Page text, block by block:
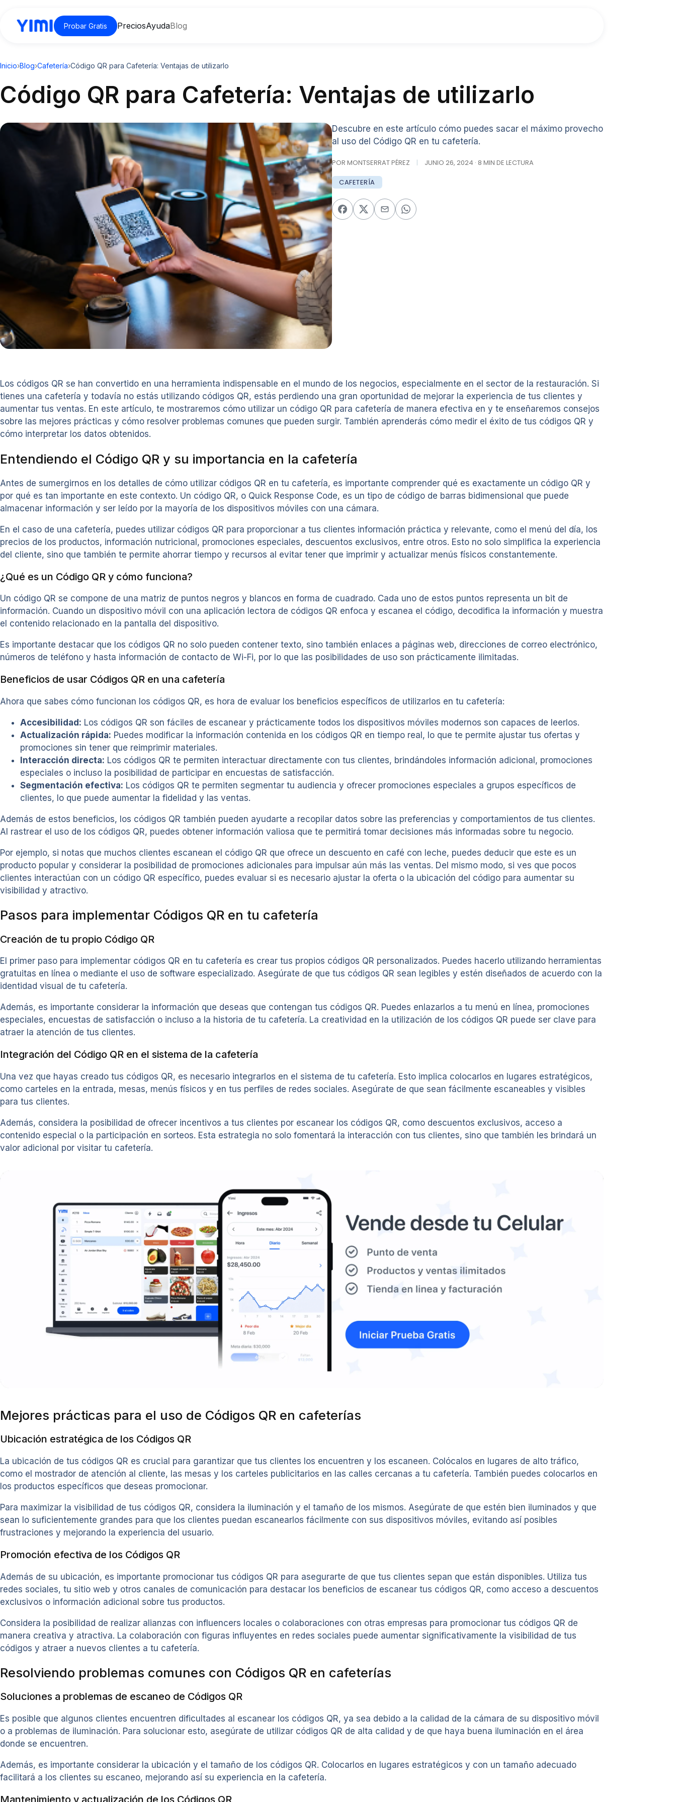
Probar Gratis PreciosAyudaBlog
Inicio›Blog›Cafetería›Código QR para Cafetería: Ventajas de utilizarlo
Código QR para Cafetería: Ventajas de utilizarlo
Descubre en este artículo cómo puedes sacar el máximo provecho
al uso del Código QR en tu cafetería.
POR MONTSERRAT PÉREZ | JUNIO 26, 2024 · 8 MIN DE LECTURA
CAFETERÍA
Los códigos QR se han convertido en una herramienta indispensable en el mundo de los negocios, especialmente en el sector de la restauración. Si
tienes una cafetería y todavía no estás utilizando códigos QR, estás perdiendo una gran oportunidad de mejorar la experiencia de tus clientes y
aumentar tus ventas. En este artículo, te mostraremos cómo utilizar un código QR para cafetería de manera efectiva en y te enseñaremos consejos
sobre las mejores prácticas y cómo resolver problemas comunes que pueden surgir. También aprenderás cómo medir el éxito de tus códigos QR y
cómo interpretar los datos obtenidos.
Entendiendo el Código QR y su importancia en la cafetería
Antes de sumergirnos en los detalles de cómo utilizar códigos QR en tu cafetería, es importante comprender qué es exactamente un código QR y
por qué es tan importante en este contexto. Un código QR, o Quick Response Code, es un tipo de código de barras bidimensional que puede
almacenar información y ser leído por la mayoría de los dispositivos móviles con una cámara.
En el caso de una cafetería, puedes utilizar códigos QR para proporcionar a tus clientes información práctica y relevante, como el menú del día, los
precios de los productos, información nutricional, promociones especiales, descuentos exclusivos, entre otros. Esto no solo simplifica la experiencia
del cliente, sino que también te permite ahorrar tiempo y recursos al evitar tener que imprimir y actualizar menús físicos constantemente.
¿Qué es un Código QR y cómo funciona?
Un código QR se compone de una matriz de puntos negros y blancos en forma de cuadrado. Cada uno de estos puntos representa un bit de
información. Cuando un dispositivo móvil con una aplicación lectora de códigos QR enfoca y escanea el código, decodifica la información y muestra
el contenido relacionado en la pantalla del dispositivo.
Es importante destacar que los códigos QR no solo pueden contener texto, sino también enlaces a páginas web, direcciones de correo electrónico,
números de teléfono y hasta información de contacto de Wi-Fi, por lo que las posibilidades de uso son prácticamente ilimitadas.
Beneficios de usar Códigos QR en una cafetería
Ahora que sabes cómo funcionan los códigos QR, es hora de evaluar los beneficios específicos de utilizarlos en tu cafetería:
Accesibilidad: Los códigos QR son fáciles de escanear y prácticamente todos los dispositivos móviles modernos son capaces de leerlos.
Actualización rápida: Puedes modificar la información contenida en los códigos QR en tiempo real, lo que te permite ajustar tus ofertas y
promociones sin tener que reimprimir materiales.
Interacción directa: Los códigos QR te permiten interactuar directamente con tus clientes, brindándoles información adicional, promociones
especiales o incluso la posibilidad de participar en encuestas de satisfacción.
Segmentación efectiva: Los códigos QR te permiten segmentar tu audiencia y ofrecer promociones especiales a grupos específicos de
clientes, lo que puede aumentar la fidelidad y las ventas.
Además de estos beneficios, los códigos QR también pueden ayudarte a recopilar datos sobre las preferencias y comportamientos de tus clientes.
Al rastrear el uso de los códigos QR, puedes obtener información valiosa que te permitirá tomar decisiones más informadas sobre tu negocio.
Por ejemplo, si notas que muchos clientes escanean el código QR que ofrece un descuento en café con leche, puedes deducir que este es un
producto popular y considerar la posibilidad de promociones adicionales para impulsar aún más las ventas. Del mismo modo, si ves que pocos
clientes interactúan con un código QR específico, puedes evaluar si es necesario ajustar la oferta o la ubicación del código para aumentar su
visibilidad y atractivo.
Pasos para implementar Códigos QR en tu cafetería
Creación de tu propio Código QR
El primer paso para implementar códigos QR en tu cafetería es crear tus propios códigos QR personalizados. Puedes hacerlo utilizando herramientas
gratuitas en línea o mediante el uso de software especializado. Asegúrate de que tus códigos QR sean legibles y estén diseñados de acuerdo con la
identidad visual de tu cafetería.
Además, es importante considerar la información que deseas que contengan tus códigos QR. Puedes enlazarlos a tu menú en línea, promociones
especiales, encuestas de satisfacción o incluso a la historia de tu cafetería. La creatividad en la utilización de los códigos QR puede ser clave para
atraer la atención de tus clientes.
Integración del Código QR en el sistema de la cafetería
Una vez que hayas creado tus códigos QR, es necesario integrarlos en el sistema de tu cafetería. Esto implica colocarlos en lugares estratégicos,
como carteles en la entrada, mesas, menús físicos y en tus perfiles de redes sociales. Asegúrate de que sean fácilmente escaneables y visibles
para tus clientes.
Además, considera la posibilidad de ofrecer incentivos a tus clientes por escanear los códigos QR, como descuentos exclusivos, acceso a
contenido especial o la participación en sorteos. Esta estrategia no solo fomentará la interacción con tus clientes, sino que también les brindará un
valor adicional por visitar tu cafetería.
Mejores prácticas para el uso de Códigos QR en cafeterías
Ubicación estratégica de los Códigos QR
La ubicación de tus códigos QR es crucial para garantizar que tus clientes los encuentren y los escaneen. Colócalos en lugares de alto tráfico,
como el mostrador de atención al cliente, las mesas y los carteles publicitarios en las calles cercanas a tu cafetería. También puedes colocarlos en
los productos específicos que deseas promocionar.
Para maximizar la visibilidad de tus códigos QR, considera la iluminación y el tamaño de los mismos. Asegúrate de que estén bien iluminados y que
sean lo suficientemente grandes para que los clientes puedan escanearlos fácilmente con sus dispositivos móviles, evitando así posibles
frustraciones y mejorando la experiencia del usuario.
Promoción efectiva de los Códigos QR
Además de su ubicación, es importante promocionar tus códigos QR para asegurarte de que tus clientes sepan que están disponibles. Utiliza tus
redes sociales, tu sitio web y otros canales de comunicación para destacar los beneficios de escanear tus códigos QR, como acceso a descuentos
exclusivos o información adicional sobre tus productos.
Considera la posibilidad de realizar alianzas con influencers locales o colaboraciones con otras empresas para promocionar tus códigos QR de
manera creativa y atractiva. La colaboración con figuras influyentes en redes sociales puede aumentar significativamente la visibilidad de tus
códigos y atraer a nuevos clientes a tu cafetería.
Resolviendo problemas comunes con Códigos QR en cafeterías
Soluciones a problemas de escaneo de Códigos QR
Es posible que algunos clientes encuentren dificultades al escanear los códigos QR, ya sea debido a la calidad de la cámara de su dispositivo móvil
o a problemas de iluminación. Para solucionar esto, asegúrate de utilizar códigos QR de alta calidad y de que haya buena iluminación en el área
donde se encuentren.
Además, es importante considerar la ubicación y el tamaño de los códigos QR. Colocarlos en lugares estratégicos y con un tamaño adecuado
facilitará a los clientes su escaneo, mejorando así su experiencia en la cafetería.
Mantenimiento y actualización de los Códigos QR